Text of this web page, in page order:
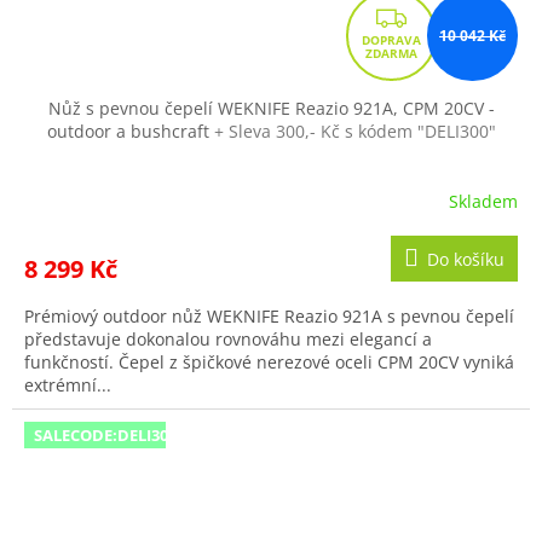
Z
D
A
R
M
10 042 Kč
Nůž s pevnou čepelí WEKNIFE Reazio 921A, CPM 20CV -
outdoor a bushcraft + Sleva 300,- Kč s kódem "DELI300"
Skladem
8 299 Kč Do košíku
Prémiový outdoor nůž WEKNIFE Reazio 921A s pevnou čepelí
představuje dokonalou rovnováhu mezi elegancí a
funkčností. Čepel z špičkové nerezové oceli CPM 20CV vyniká
extrémní...
SALECODE:DELI300:300:fix:CZK